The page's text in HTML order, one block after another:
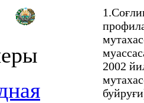
2002